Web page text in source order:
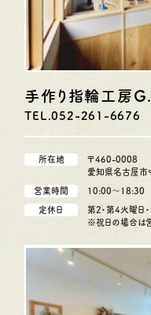
手作り指輪工房
TEL.052-261-6676
所在地
〒460-0008
愛知県名古屋
営業時間 10:00〜18:30
定休日
第2・第4火曜日
※祝日の場合は